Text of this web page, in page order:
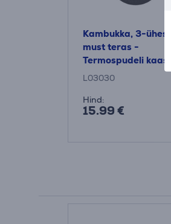
Kambukka, 3-ühes,
must teras -
Termospudeli kaas
L03030
Hind:
15.99 €